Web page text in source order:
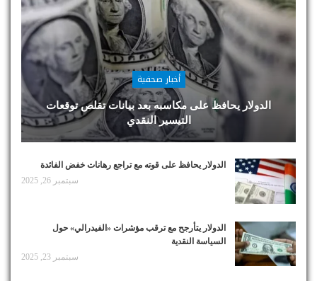
أخبار صحفية
الدولار يحافظ على مكاسبه بعد بيانات تقلص توقعات
التيسير النقدي
الدولار يحافظ على قوته مع تراجع رهانات خفض الفائدة
سبتمبر 26, 2025
الدولار يتأرجح مع ترقب مؤشرات «الفيدرالي» حول
السياسة النقدية
سبتمبر 23, 2025